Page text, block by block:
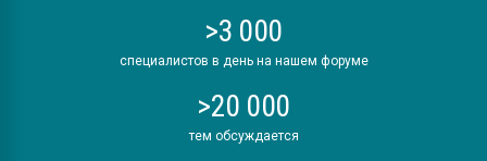
>3 000
специалистов в день на нашем форуме
>20 000
тем обсуждается